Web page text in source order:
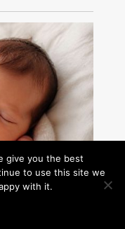
give you the best
to use this site we
with it.